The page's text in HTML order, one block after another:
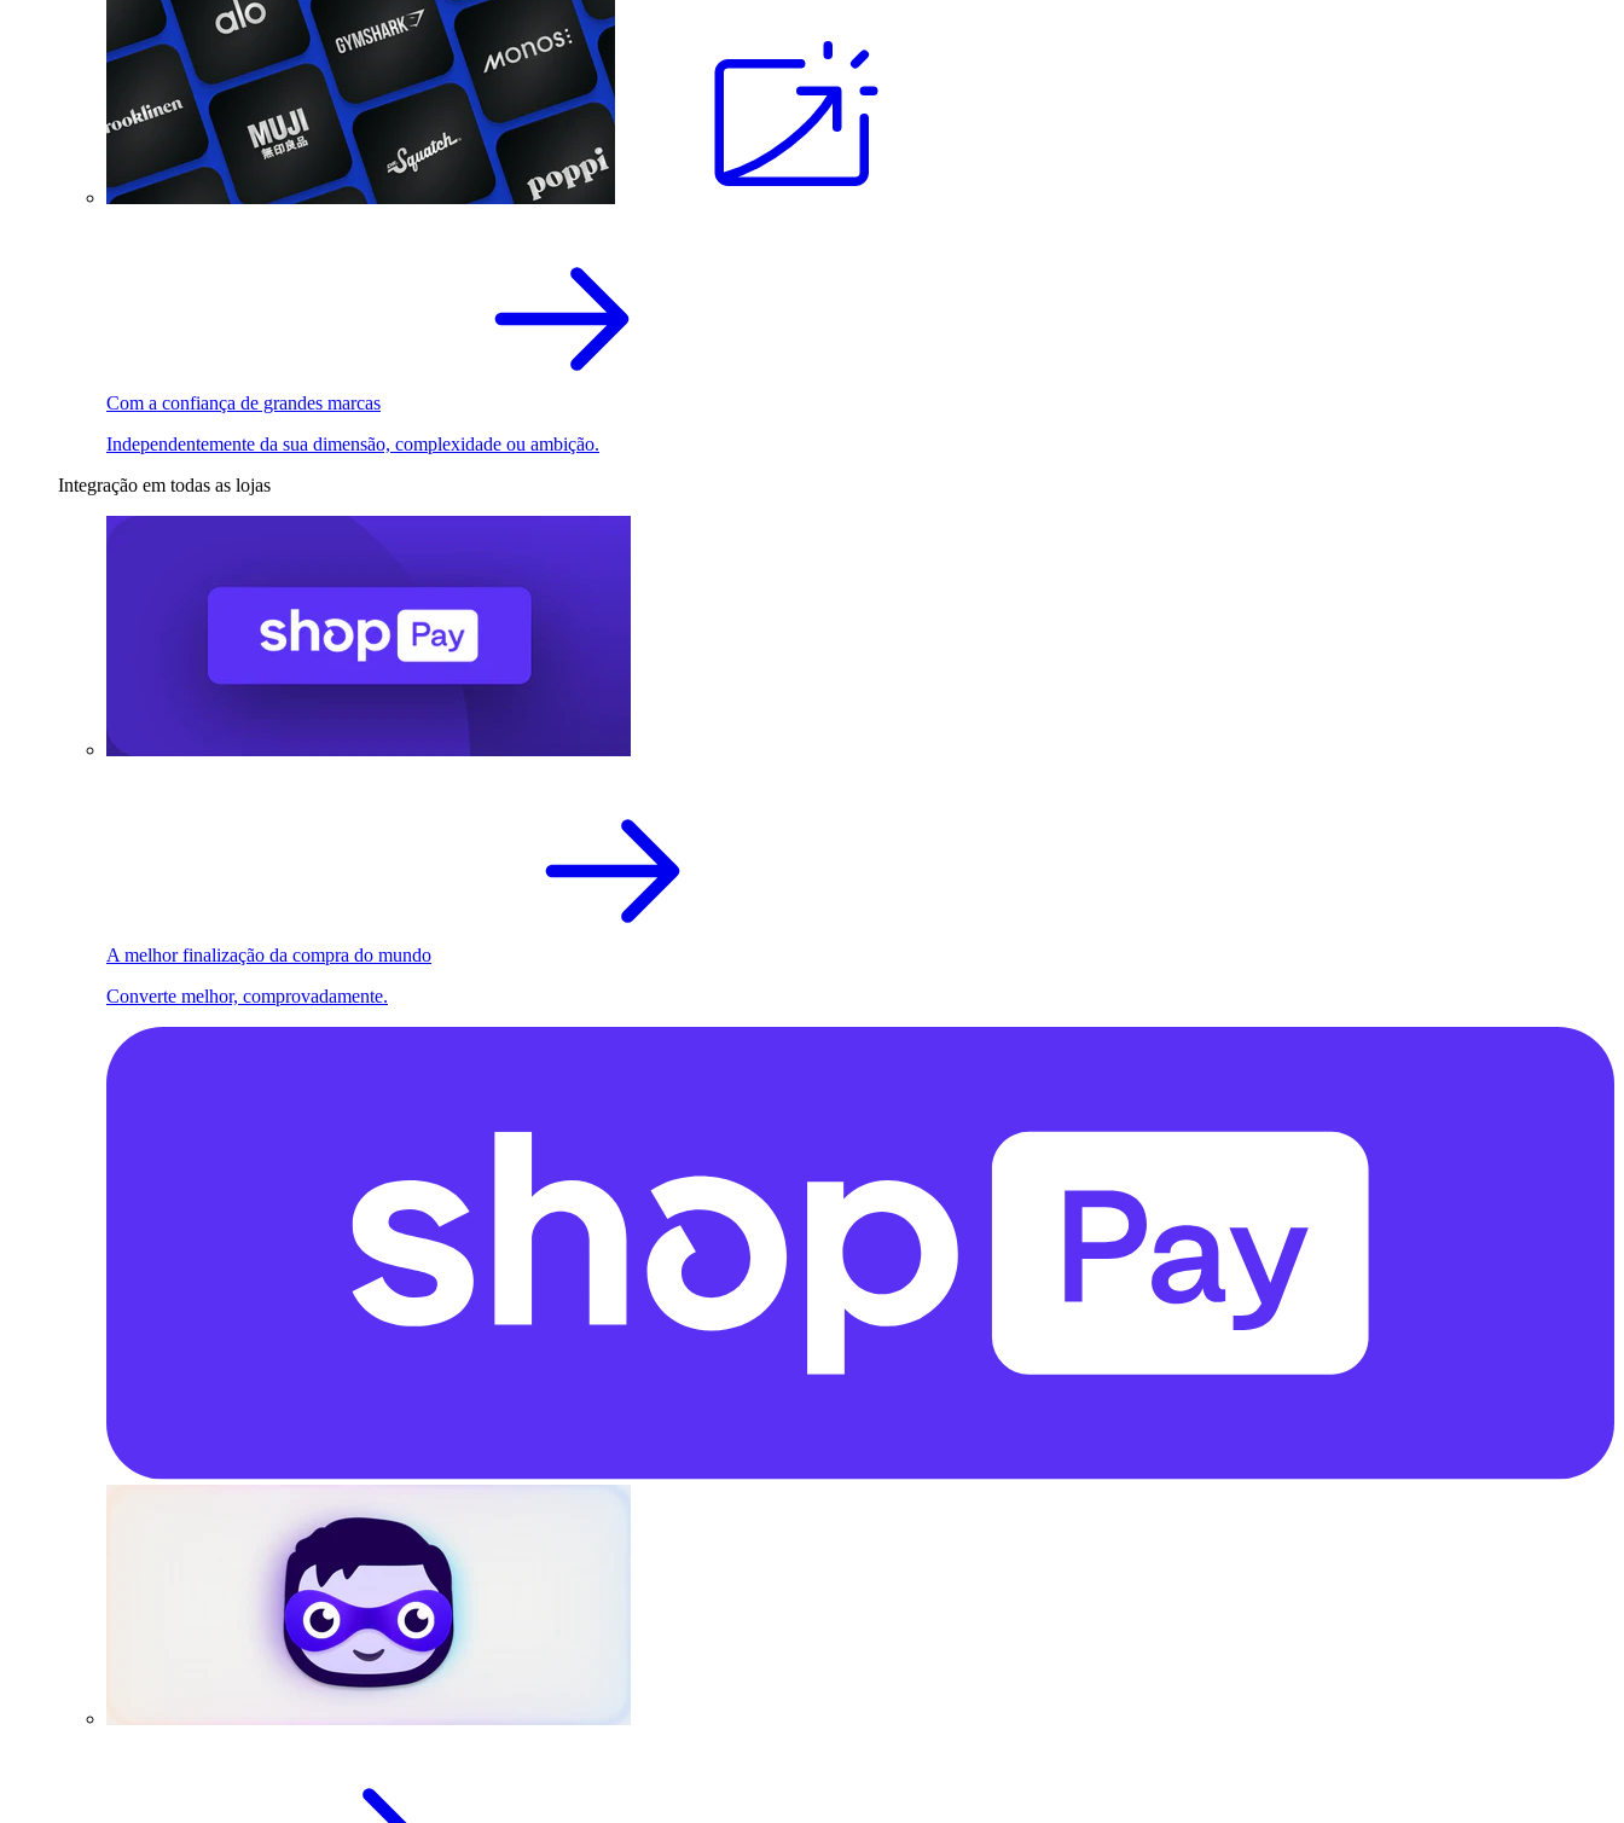
Com a confiança de grandes marcas
Independentemente da sua dimensão, complexidade ou ambição.
Integração em todas as lojas
A melhor finalização da compra do mundo
Converte melhor, comprovadamente.